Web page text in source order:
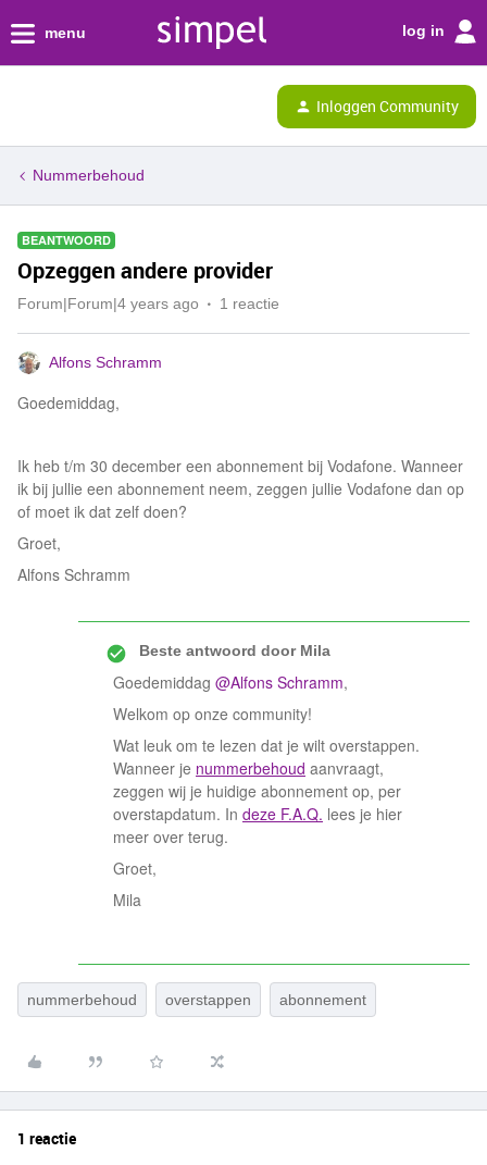
menu log in
Inloggen Community
Nummerbehoud
BEANTWOORD
Opzeggen andere provider
Forum|Forum|4 years ago 1 reactie
Alfons Schramm
Goedemiddag,
Ik heb t/m 30 december een abonnement bij Vodafone. Wanneer
ik bij jullie een abonnement neem, zeggen jullie Vodafone dan op
of moet ik dat zelf doen?
Groet,
Alfons Schramm
Beste antwoord doorMila
Goedemiddag @Alfons Schramm,
Welkom op onze community!
Wat leuk om te lezen dat je wilt overstappen.
Wanneer je nummerbehoud aanvraagt,
zeggen wij je huidige abonnement op, per
overstapdatum. In deze F.A.Q. lees je hier
meer over terug.
Groet,
Mila
nummerbehoud overstappen abonnement
1 reactie